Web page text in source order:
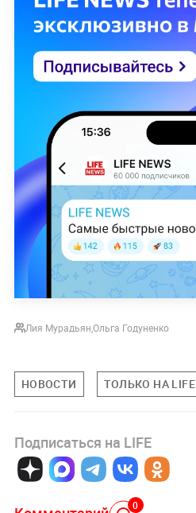
Лия Мурадьян,Ольга Годуненко
НОВОСТИ ТОЛЬКО НА LIFE
Подписаться на LIFE
0